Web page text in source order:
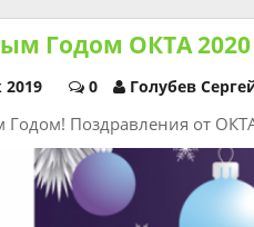
Годом ОКТА 2020
2019 0 Голубев
Поздравления от